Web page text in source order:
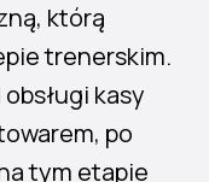
którą
trenerskim.
kasy
po
tym etapie